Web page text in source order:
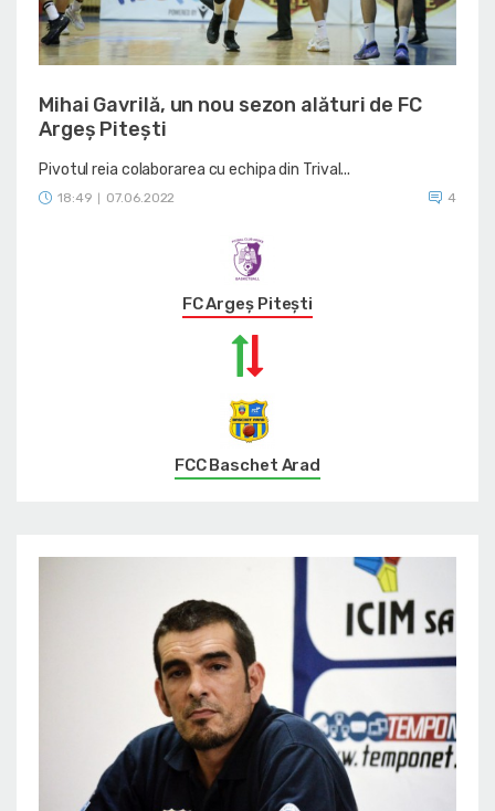
Mihai Gavrilă, un nou sezon alături de FC
Argeș Pitești
Pivotul reia colaborarea cu echipa din Trival...
18:49 07.06.2022 4
FC Argeș Pitești
FCC Baschet Arad